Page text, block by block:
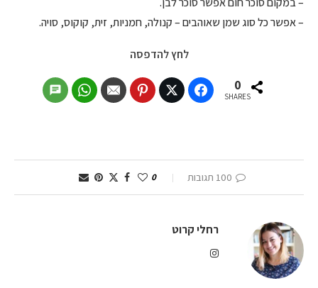
– אפשר כל סוג שמן שאוהבים – קנולה, חמניות, זית, קוקוס, סויה.
לחץ להדפסה
0
SHARES
100 תגובות 0
רחלי קרוט